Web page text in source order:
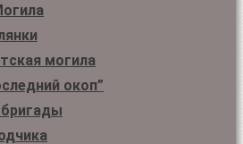
могила
окоп”